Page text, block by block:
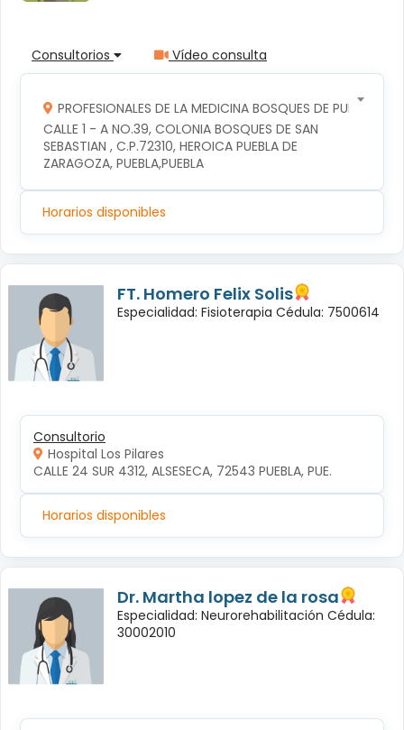
Consultorios Vídeo consulta
PROFESIONALES DE LA MEDICINA BOSQUES DE PUEBLA S
CALLE 1 - A NO.39, COLONIA BOSQUES DE SAN
SEBASTIAN , C.P.72310, HEROICA PUEBLA DE
ZARAGOZA, PUEBLA,PUEBLA
Horarios disponibles
FT. Homero Felix Solis
Especialidad: Fisioterapia Cédula: 7500614
Consultorio
Hospital Los Pilares
CALLE 24 SUR 4312, ALSESECA, 72543 PUEBLA, PUE.
Horarios disponibles
Dr. Martha lopez de la rosa
Especialidad: Neurorehabilitación Cédula:
30002010